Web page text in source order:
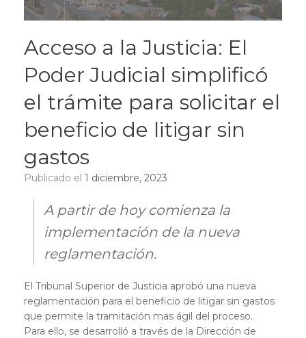
Acceso a la Justicia: El
Poder Judicial simplificó
el trámite para solicitar el
beneficio de litigar sin
gastos
Publicado el 1 diciembre, 2023
A partir de hoy comienza la
implementación de la nueva
reglamentación.
El Tribunal Superior de Justicia aprobó una nueva
reglamentación para el beneficio de litigar sin gastos
que permite la tramitación mas ágil del proceso.
Para ello, se desarrolló a través de la Dirección de